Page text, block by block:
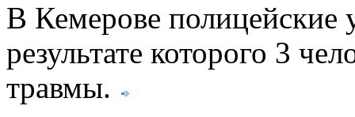
В Кемерове полицейские
результате которого 3
травмы.